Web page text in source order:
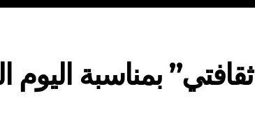
برنامج “7/7 ثقافتي”